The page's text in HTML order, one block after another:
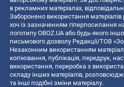
в рекламних матеріалах,
Заборонено використання
хоч із зазначенням гіперпосилання
логотипу OBOZ.UA або будь-якого
письмового дозволу Редакції/ТОВ
Незаконним використанням
копiювання, публiкацiя, передрук,
використання, переробка з
складу інших матеріалів,
та інші подібні зміни матеріалу.